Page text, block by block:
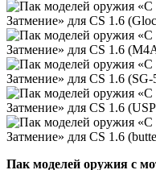
Пак моделей оружия с